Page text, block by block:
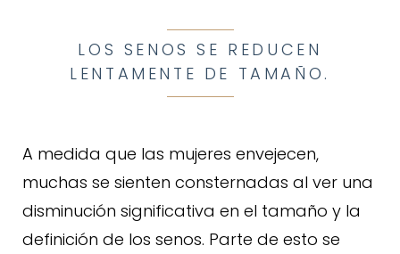
LOS SENOS SE REDUCEN
LENTAMENTE DE TAMAÑO.
A medida que las mujeres envejecen,
muchas se sienten consternadas al ver una
disminución significativa en el tamaño y la
definición de los senos. Parte de esto se